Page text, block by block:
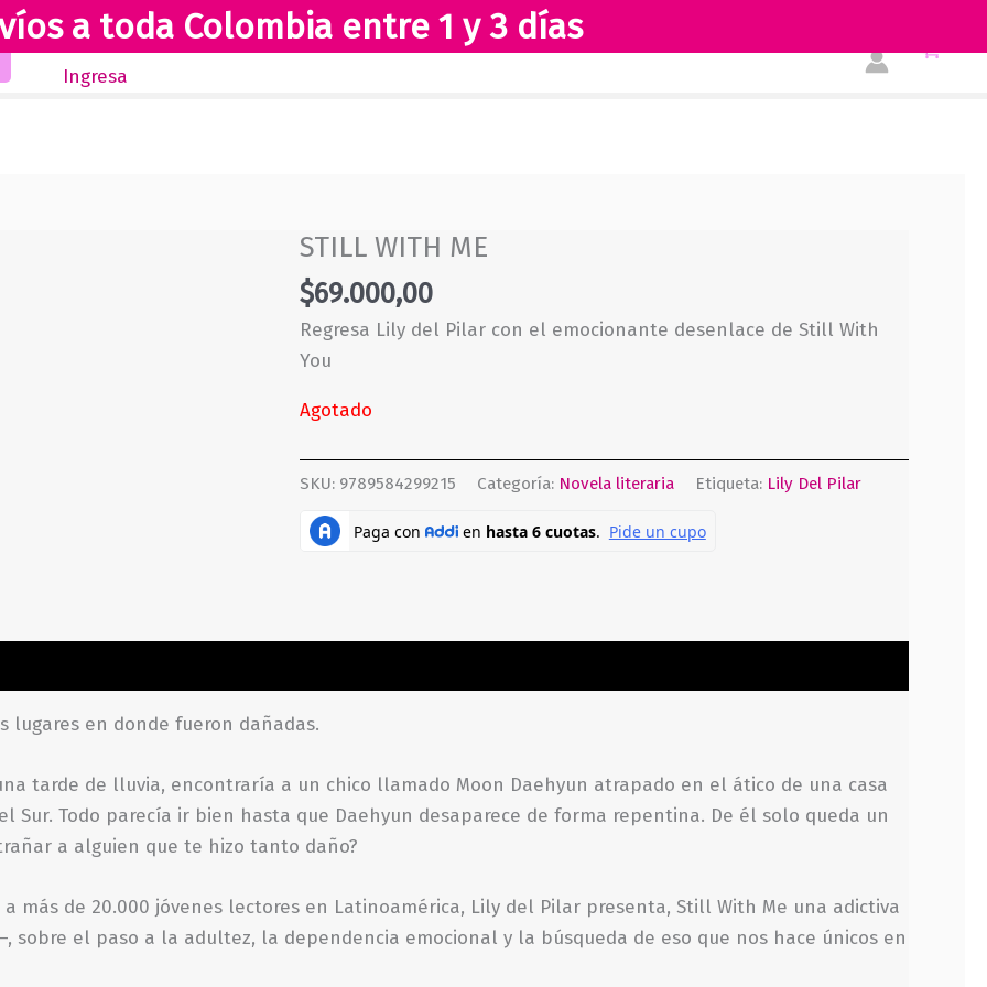
a toda Colombia entre 1 y 3 días
Inicio Novedades Revista Club Lectores Tienda
Ingresa
STILL WITH ME
$69.000,00
Regresa Lily del Pilar con el emocionante desenlace de Still With
You
Agotado
SKU: 9789584299215 Categoría: Novela literaria Etiqueta: Lily Del Pilar
lugares en donde fueron dañadas.
tarde de lluvia, encontraría a un chico llamado Moon Daehyun atrapado en el ático de una casa
Sur. Todo parecía ir bien hasta que Daehyun desaparece de forma repentina. De él solo queda un
a alguien que te hizo tanto daño?
más de 20.000 jóvenes lectores en Latinoamérica, Lily del Pilar presenta, Still With Me una adictiva
sobre el paso a la adultez, la dependencia emocional y la búsqueda de eso que nos hace únicos en